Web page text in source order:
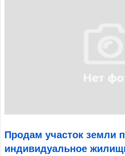
Продам участок земли
индивидуальное